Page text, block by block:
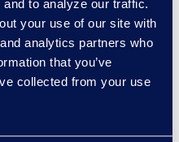
to analyze our traffic.
your use of our site with
analytics partners who
that you’ve
collected from your use
geral
revisão. No
o maior
tradução e
semelhantes